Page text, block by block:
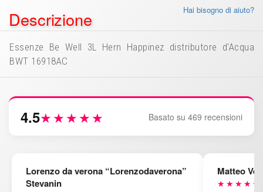
Hai bisogno di aiuto?
Descrizione
Essenze Be Well 3L Hern Happinez distributore d'Acqua
BWT 16918AC
4.5★★★★★ Basato su 469 recensioni
Lorenzo da verona “Lorenzodaverona”
Stevanin
Matteo
★★★★★